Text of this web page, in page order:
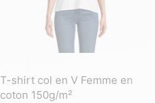
T-shirt col en V Femme en
coton 150g/m²